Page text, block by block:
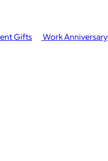
Gifts Work Anniversary